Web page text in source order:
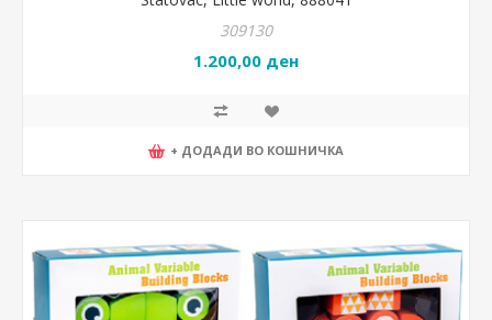
309130
1.200,00 ден
+ ДОДАДИ ВО КОШНИЧКА